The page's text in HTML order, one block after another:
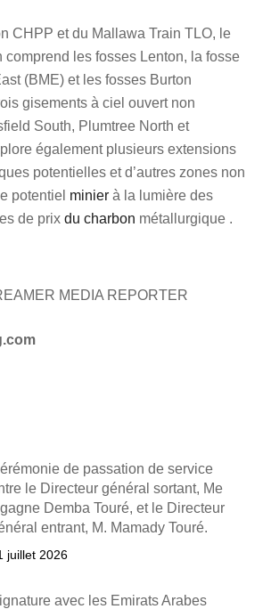
CHPP et du Mallawa Train TLO, le
comprend les fosses Lenton, la fosse
(BME) et les fosses Burton
gisements à ciel ouvert non
South, Plumtree North et
également plusieurs extensions
potentielles et d’autres zones non
potentiel minierà la lumière des
de prix du charbon métallurgique .
MEDIA REPORTER
de passation de service
le Directeur général sortant, Me
Demba Touré, et le Directeur
entrant, M. Mamady Touré.
juillet 2026
avec les Emirats Arabes